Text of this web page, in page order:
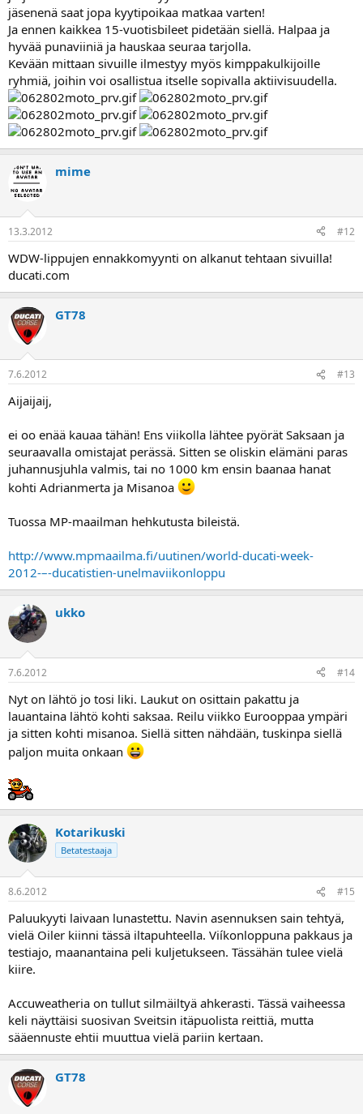
jäsenenä saat jopa kyytipoikaa matkaa varten!
Ja ennen kaikkea 15-vuotisbileet pidetään siellä. Halpaa ja
hyvää punaviiniä ja hauskaa seuraa tarjolla.
Kevään mittaan sivuille ilmestyy myös kimppakulkijoille
ryhmiä, joihin voi osallistua itselle sopivalla aktiivisuudella.
mime
13.3.2012 #12
WDW-lippujen ennakkomyynti on alkanut tehtaan sivuilla!
ducati.com
GT78
7.6.2012 #13
Aijaijaij,
ei oo enää kauaa tähän! Ens viikolla lähtee pyörät Saksaan ja
seuraavalla omistajat perässä. Sitten se oliskin elämäni paras
juhannusjuhla valmis, tai no 1000 km ensin baanaa hanat
kohti Adrianmerta ja Misanoa
Tuossa MP-maailman hehkutusta bileistä.
http://www.mpmaailma.fi/uutinen/world-ducati-week-
2012-–-ducatistien-unelmaviikonloppu
ukko
7.6.2012 #14
Nyt on lähtö jo tosi liki. Laukut on osittain pakattu ja
lauantaina lähtö kohti saksaa. Reilu viikko Eurooppaa ympäri
ja sitten kohti misanoa. Siellä sitten nähdään, tuskinpa siellä
paljon muita onkaan
Kotarikuski
Betatestaaja
8.6.2012 #15
Paluukyyti laivaan lunastettu. Navin asennuksen sain tehtyä,
vielä Oiler kiinni tässä iltapuhteella. Viíkonloppuna pakkaus ja
testiajo, maanantaina peli kuljetukseen. Tässähän tulee vielä
kiire.
Accuweatheria on tullut silmäiltyä ahkerasti. Tässä vaiheessa
keli näyttäisi suosivan Sveitsin itäpuolista reittiä, mutta
sääennuste ehtii muuttua vielä pariin kertaan.
GT78